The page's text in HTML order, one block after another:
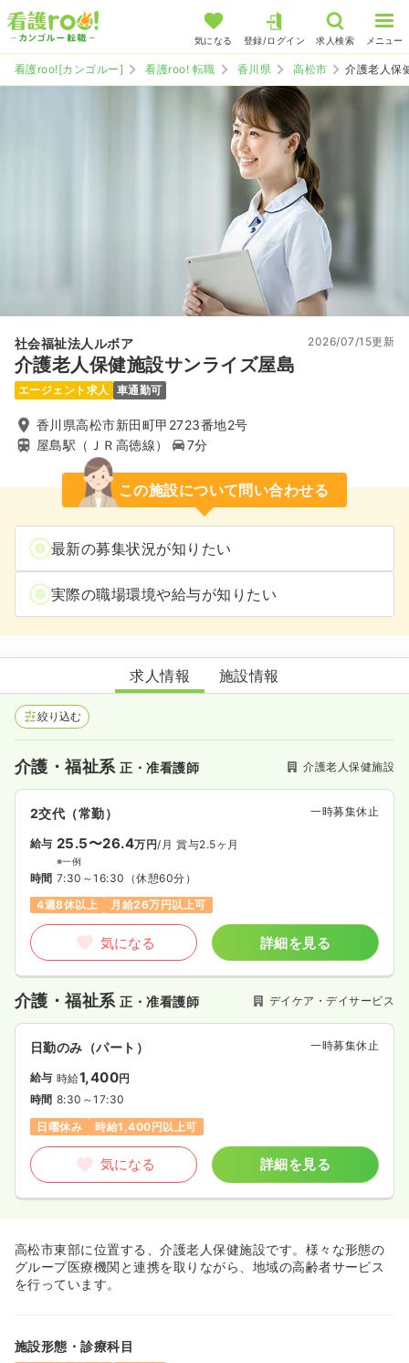
気になる 登録/ログイン 求人検索 メニュー
看護roo![カンゴルー] 看護roo! 転職 香川県 高松市 介護老人保
社会福祉法人ルボア
介護老人保健施設サンライズ屋島
2026/07/15更新
エージェント求人 車通勤可
香川県高松市新田町甲2723番地2号
屋島駅（ＪＲ高徳線）
7分
この施設について問い合わせる
最新の募集状況が知りたい
実際の職場環境や給与が知りたい
介護老人保健施設サンライズ屋島
求人情報 施設情報
絞り込む
介護・福祉系正・准看護師 介護老人保健施設
2交代（常勤） 一時募集休止
給与 25.5〜26.4万円/月 賞与2.5ヶ月
※一例
時間 7:30～16:30 （休憩60分）
4週8休以上
月給26万円以上可
気になる 詳細を見る
介護・福祉系正・准看護師 デイケア・デイサービス
日勤のみ（パート） 一時募集休止
給与 時給1,400円
時間 8:30～17:30
日曜休み
時給1,400円以上可
気になる 詳細を見る
高松市東部に位置する、介護老人保健施設です。様々な形態の
グループ医療機関と連携を取りながら、地域の高齢者サービス
を行っています。
施設形態・診療科目